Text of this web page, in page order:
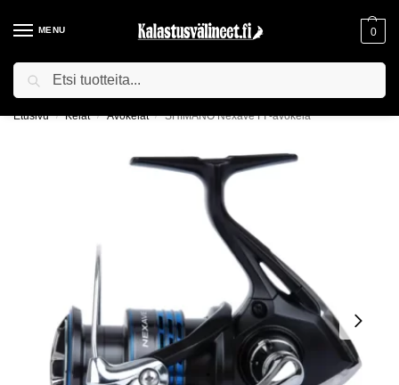
MENU 0
ILMAINEN TOIMITUS YLI 75€ TILAUKSILLE!
Etusivu / Kelat / Avokelat / SHIMANO Nexave FI -avokela